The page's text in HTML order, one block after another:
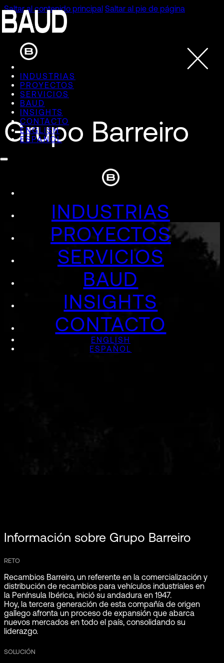
Saltar al contenido principal Saltar al pie de página
INDUSTRIAS
PROYECTOS
SERVICIOS
BAUD
INSIGHTS
CONTACTO
ENGLISH
ESPAÑOL
INDUSTRIAS
PROYECTOS
SERVICIOS
BAUD
INSIGHTS
CONTACTO
ENGLISH
ESPAÑOL
Grupo Barreiro
Información sobre Grupo Barreiro
RETO
Recambios Barreiro, un referente en la comercialización y
distribución de recambios para vehículos industriales en
la Península Ibérica, inició su andadura en 1947.
Hoy, la tercera generación de esta compañía de origen
gallego afronta un proceso de expansión que abarca
nuevos mercados en todo el país, consolidando su
liderazgo.
SOLUCIÓN